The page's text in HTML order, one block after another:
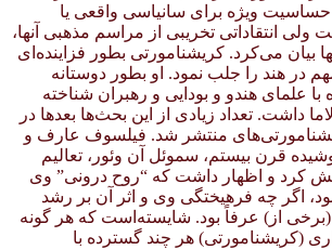
حساسیت ویژه برای سانیاسی واقعی یا
ولی انتقاداتی تخریبی از مراسم مذهبی آنها،
بیان می‌کرد. کریشنامورتی بطور فزاینده‌ای
در هند را جلب نمود. او بطور دوستانه
علمای هندو و بودایی و رهبران شناخته
داشت. تعداد زیادی از این بحث‌ها بعدها در
منتشر شد. فیلسوف عارف و
قرن بیستم، سموئل آن وئور، تعالیم
کرد و اظهار داشت که “روح درونی” وی
بود، اگر چه فرهیختگی وی و اثر آن بر رشد
(برخی از) عرفاً بود. شایسته‌است که هر گونه
(کریشنامورتی) هر چند گسترده با